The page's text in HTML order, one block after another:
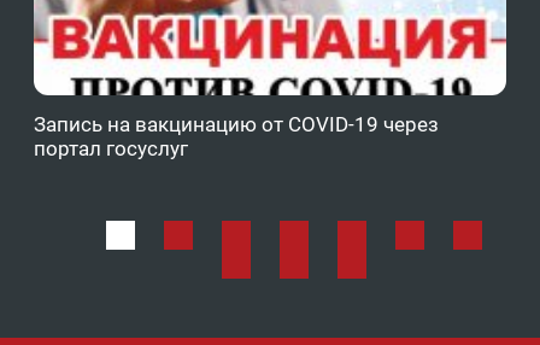
Запись на вакцинацию от COVID-19 через
портал госуслуг